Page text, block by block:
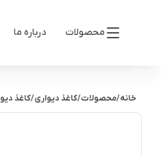
محصولات درباره ما
خانه/محصولات/کاغذ دیواری/کاغذ